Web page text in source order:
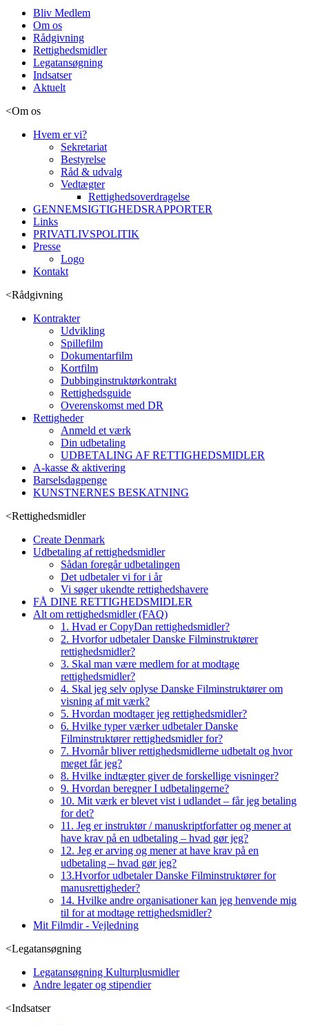
Bliv Medlem
Om os
Rådgivning
Rettighedsmidler
Legatansøgning
Indsatser
Aktuelt
<Om os
Hvem er vi?
Sekretariat
Bestyrelse
Råd & udvalg
Vedtægter
Rettighedsoverdragelse
GENNEMSIGTIGHEDSRAPPORTER
Links
PRIVATLIVSPOLITIK
Presse
Logo
Kontakt
<Rådgivning
Kontrakter
Udvikling
Spillefilm
Dokumentarfilm
Kortfilm
Dubbinginstruktørkontrakt
Rettighedsguide
Overenskomst med DR
Rettigheder
Anmeld et værk
Din udbetaling
UDBETALING AF RETTIGHEDSMIDLER
A-kasse & aktivering
Barselsdagpenge
KUNSTNERNES BESKATNING
<Rettighedsmidler
Create Denmark
Udbetaling af rettighedsmidler
Sådan foregår udbetalingen
Det udbetaler vi for i år
Vi søger ukendte rettighedshavere
FÅ DINE RETTIGHEDSMIDLER
Alt om rettighedsmidler (FAQ)
1. Hvad er CopyDan rettighedsmidler?
2. Hvorfor udbetaler Danske Filminstruktører
rettighedsmidler?
3. Skal man være medlem for at modtage
rettighedsmidler?
4. Skal jeg selv oplyse Danske Filminstruktører om
visning af mit værk?
5. Hvordan modtager jeg rettighedsmidler?
6. Hvilke typer værker udbetaler Danske
Filminstruktører rettighedsmidler for?
7. Hvornår bliver rettighedsmidlerne udbetalt og hvor
meget får jeg?
8. Hvilke indtægter giver de forskellige visninger?
9. Hvordan beregner I udbetalingerne?
10. Mit værk er blevet vist i udlandet – får jeg betaling
for det?
11. Jeg er instruktør / manuskriptforfatter og mener at
have krav på en udbetaling – hvad gør jeg?
12. Jeg er arving og mener at have krav på en
udbetaling – hvad gør jeg?
13.Hvorfor udbetaler Danske Filminstruktører for
manusrettigheder?
14. Hvilke andre organisationer kan jeg henvende mig
til for at modtage rettighedsmidler?
Mit Filmdir - Vejledning
<Legatansøgning
Legatansøgning Kulturplusmidler
Andre legater og stipendier
<Indsatser